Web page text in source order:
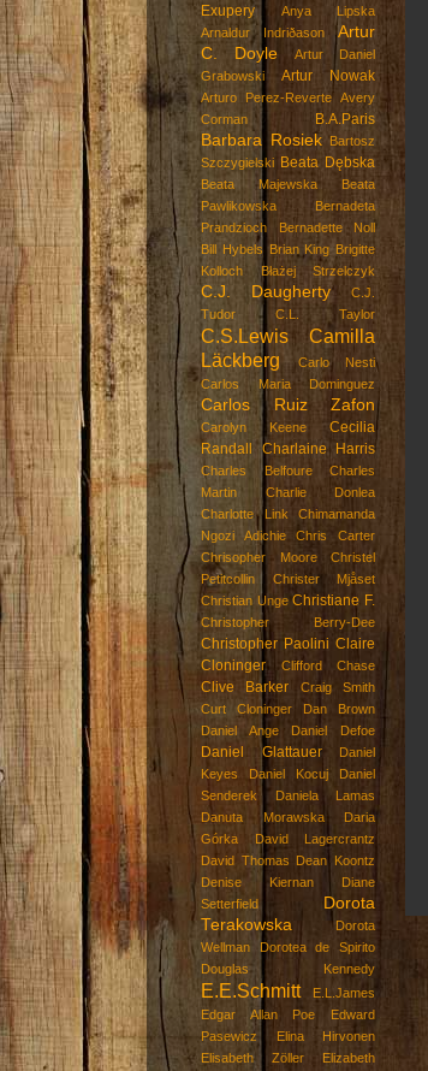
Exupery
Anya Lipska
Arnaldur Indriðason
Artur
C. Doyle
Artur Daniel
Grabowski
Artur Nowak
Arturo Perez-Reverte Avery
Corman
B.A.Paris
Barbara Rosiek
Bartosz
Szczygielski Beata Dębska
Beata Majewska
Beata
Pawlikowska
Bernadeta
Prandzioch
Bernadette Noll
Bill Hybels
Brian King Brigitte
Kolloch
Błażej Strzelczyk
C.J. Daugherty
C.J.
Tudor
C.L. Taylor
C.S.Lewis
Camilla
Läckberg
Carlo Nesti
Carlos Maria Dominguez
Carlos Ruiz Zafon
Carolyn Keene
Cecilia
Randall
Charlaine Harris
Charles Belfoure
Charles
Martin
Charlie Donlea
Charlotte Link
Chimamanda
Ngozi Adichie
Chris Carter
Chrisopher Moore
Christel
Petitcollin
Christer Mjåset
Christian Unge Christiane F.
Christopher Berry-Dee
Christopher Paolini Claire
Cloninger
Clifford Chase
Clive Barker
Craig Smith
Curt Cloninger
Dan Brown
Daniel Ange
Daniel Defoe
Daniel Glattauer
Daniel
Keyes
Daniel Kocuj
Daniel
Senderek
Daniela Lamas
Danuta Morawska
Daria
Górka
David Lagercrantz
David Thomas
Dean Koontz
Denise Kiernan
Diane
Setterfield
Dorota
Terakowska
Dorota
Wellman
Dorotea de Spirito
Douglas Kennedy
E.E.Schmitt
E.L.James
Edgar Allan Poe
Edward
Pasewicz
Elina Hirvonen
Elisabeth Zöller
Elizabeth